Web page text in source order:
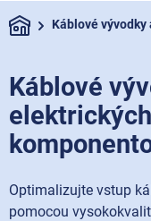
Káblové
Káblové
Optimalizujte vstup
pomocou